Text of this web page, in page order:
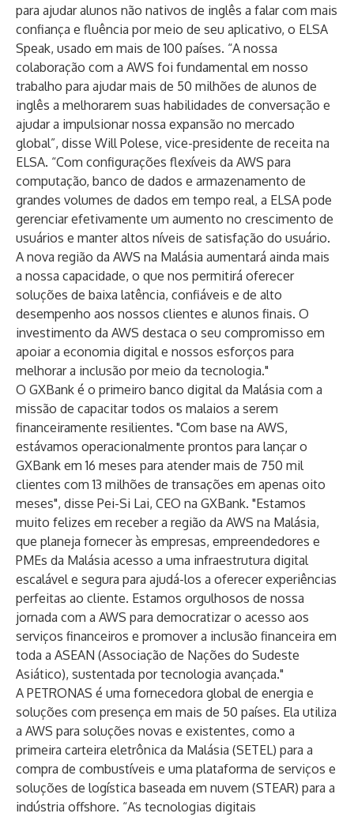
para ajudar alunos não nativos de inglês a falar com mais
confiança e fluência por meio de seu aplicativo, o ELSA
Speak, usado em mais de 100 países. “A nossa
colaboração com a AWS foi fundamental em nosso
trabalho para ajudar mais de 50 milhões de alunos de
inglês a melhorarem suas habilidades de conversação e
ajudar a impulsionar nossa expansão no mercado
global”, disse Will Polese, vice-presidente de receita na
ELSA. “Com configurações flexíveis da AWS para
computação, banco de dados e armazenamento de
grandes volumes de dados em tempo real, a ELSA pode
gerenciar efetivamente um aumento no crescimento de
usuários e manter altos níveis de satisfação do usuário.
A nova região da AWS na Malásia aumentará ainda mais
a nossa capacidade, o que nos permitirá oferecer
soluções de baixa latência, confiáveis ​​e de alto
desempenho aos nossos clientes e alunos finais. O
investimento da AWS destaca o seu compromisso em
apoiar a economia digital e nossos esforços para
melhorar a inclusão por meio da tecnologia."
O GXBank é o primeiro banco digital da Malásia com a
missão de capacitar todos os malaios a serem
financeiramente resilientes. "Com base na AWS,
estávamos operacionalmente prontos para lançar o
GXBank em 16 meses para atender mais de 750 mil
clientes com 13 milhões de transações em apenas oito
meses", disse Pei-Si Lai, CEO na GXBank. "Estamos
muito felizes em receber a região da AWS na Malásia,
que planeja fornecer às empresas, empreendedores e
PMEs da Malásia acesso a uma infraestrutura digital
escalável e segura para ajudá-los a oferecer experiências
perfeitas ao cliente. Estamos orgulhosos de nossa
jornada com a AWS para democratizar o acesso aos
serviços financeiros e promover a inclusão financeira em
toda a ASEAN (Associação de Nações do Sudeste
Asiático), sustentada por tecnologia avançada."
A PETRONAS é uma fornecedora global de energia e
soluções com presença em mais de 50 países. Ela utiliza
a AWS para soluções novas e existentes, como a
primeira carteira eletrônica da Malásia (SETEL) para a
compra de combustíveis e uma plataforma de serviços e
soluções de logística baseada em nuvem (STEAR) para a
indústria offshore. “As tecnologias digitais